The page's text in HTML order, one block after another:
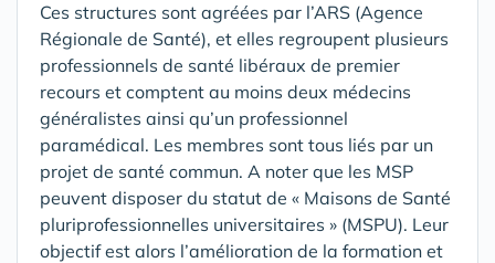
Ces structures sont agréées par l’ARS (Agence
Régionale de Santé), et elles regroupent plusieurs
professionnels de santé libéraux de premier
recours et comptent au moins deux médecins
généralistes ainsi qu’un professionnel
paramédical. Les membres sont tous liés par un
projet de santé commun. A noter que les MSP
peuvent disposer du statut de « Maisons de Santé
pluriprofessionnelles universitaires » (MSPU). Leur
objectif est alors l’amélioration de la formation et